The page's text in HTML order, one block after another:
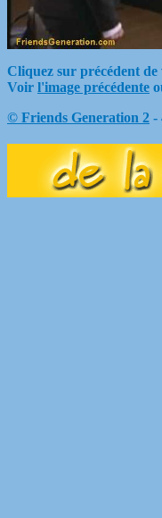
Cliquez sur précédent
Voir l'image précédente
© Friends Generation 2 -